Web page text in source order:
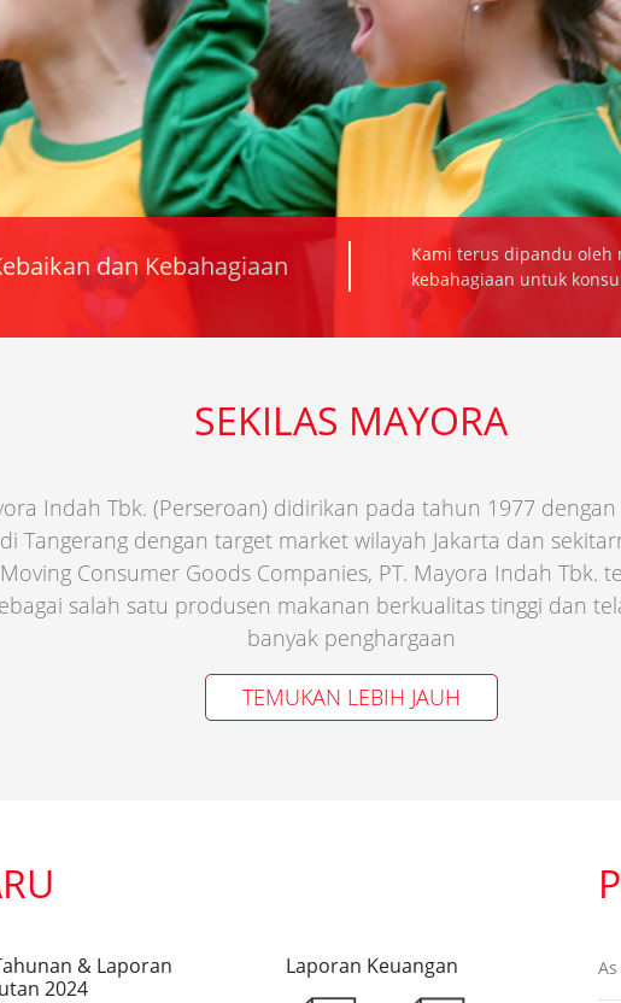
misi kami untuk melayani kebaikan dan
di seluruh dunia.
SEKILAS MAYORA
Indah Tbk. (Perseroan) didirikan pada tahun 1977
Tangerang dengan target market wilayah Jakarta dan
Consumer Goods Companies, PT. Mayora Indah Tbk.
salah satu produsen makanan berkualitas tinggi dan
banyak penghargaan
TEMUKAN LEBIH JAUH
& Laporan
2024
Laporan Keuangan